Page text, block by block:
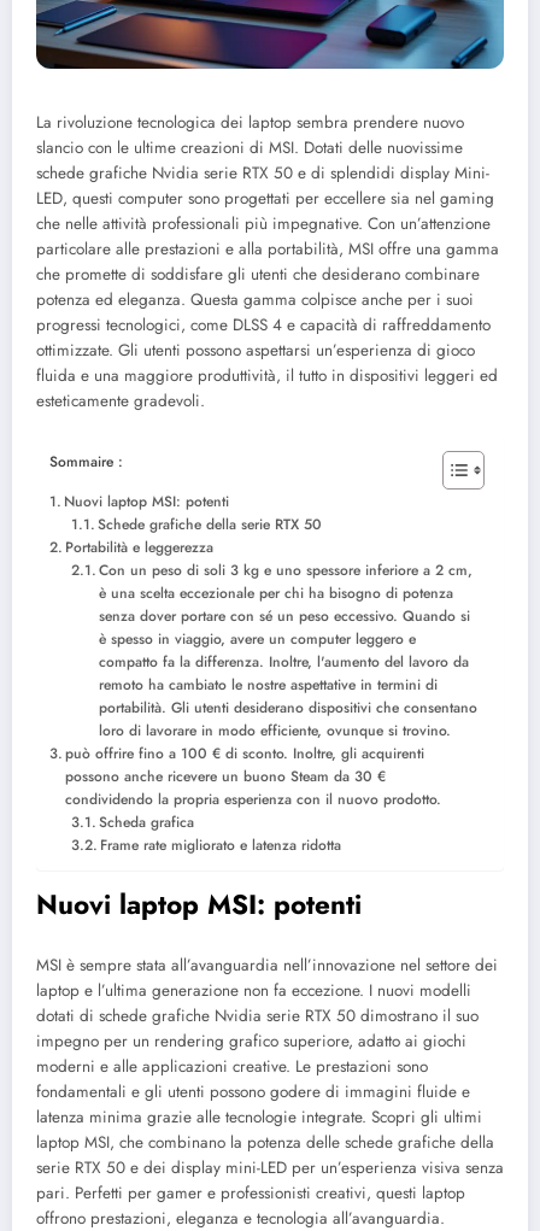
La rivoluzione tecnologica dei laptop sembra prendere nuovo
slancio con le ultime creazioni di MSI. Dotati delle nuovissime
schede grafiche Nvidia serie RTX 50 e di splendidi display Mini-
LED, questi computer sono progettati per eccellere sia nel gaming
che nelle attività professionali più impegnative. Con un’attenzione
particolare alle prestazioni e alla portabilità, MSI offre una gamma
che promette di soddisfare gli utenti che desiderano combinare
potenza ed eleganza. Questa gamma colpisce anche per i suoi
progressi tecnologici, come DLSS 4 e capacità di raffreddamento
ottimizzate. Gli utenti possono aspettarsi un’esperienza di gioco
fluida e una maggiore produttività, il tutto in dispositivi leggeri ed
esteticamente gradevoli.
Sommaire :
Nuovi laptop MSI: potenti
Schede grafiche della serie RTX 50
Portabilità e leggerezza
Con un peso di soli 3 kg e uno spessore inferiore a 2 cm,
è una scelta eccezionale per chi ha bisogno di potenza
senza dover portare con sé un peso eccessivo. Quando si
è spesso in viaggio, avere un computer leggero e
compatto fa la differenza. Inoltre, l'aumento del lavoro da
remoto ha cambiato le nostre aspettative in termini di
portabilità. Gli utenti desiderano dispositivi che consentano
loro di lavorare in modo efficiente, ovunque si trovino.
può offrire fino a 100 € di sconto. Inoltre, gli acquirenti
possono anche ricevere un buono Steam da 30 €
condividendo la propria esperienza con il nuovo prodotto.
Scheda grafica
Frame rate migliorato e latenza ridotta
Nuovi laptop MSI: potenti
MSI è sempre stata all’avanguardia nell’innovazione nel settore dei
laptop e l’ultima generazione non fa eccezione. I nuovi modelli
dotati di schede grafiche Nvidia serie RTX 50 dimostrano il suo
impegno per un rendering grafico superiore, adatto ai giochi
moderni e alle applicazioni creative. Le prestazioni sono
fondamentali e gli utenti possono godere di immagini fluide e
latenza minima grazie alle tecnologie integrate. Scopri gli ultimi
laptop MSI, che combinano la potenza delle schede grafiche della
serie RTX 50 e dei display mini-LED per un’esperienza visiva senza
pari. Perfetti per gamer e professionisti creativi, questi laptop
offrono prestazioni, eleganza e tecnologia all’avanguardia.